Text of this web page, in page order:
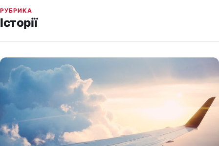
РУБРИКА
Історії